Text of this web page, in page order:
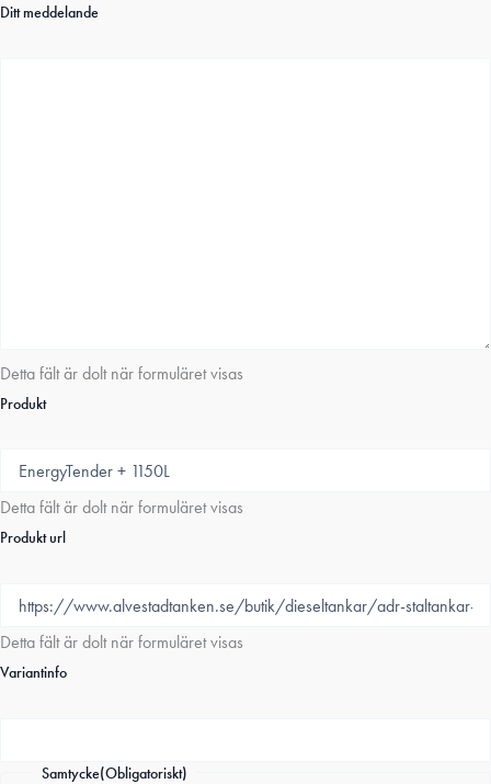
Ditt meddelande
Detta fält är dolt när formuläret visas
Produkt
Detta fält är dolt när formuläret visas
Produkt url
Detta fält är dolt när formuläret visas
Variantinfo
Samtycke(Obligatoriskt)